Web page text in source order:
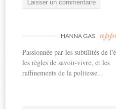
HANNA GAS,
Passionnée par les subtilités de
les règles de savoir-vivre, et les
raffinements de la politesse...